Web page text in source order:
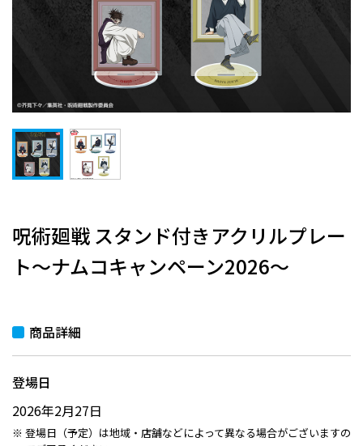
呪術廻戦 スタンド付きアクリルプレー
ト～ナムコキャンペーン2026～
商品詳細
登場日
2026年2月27日
登場日（予定）は地域・店舗などによって異なる場合がございますの